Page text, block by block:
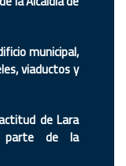
municipal,
viaductos y
de Lara
parte de la